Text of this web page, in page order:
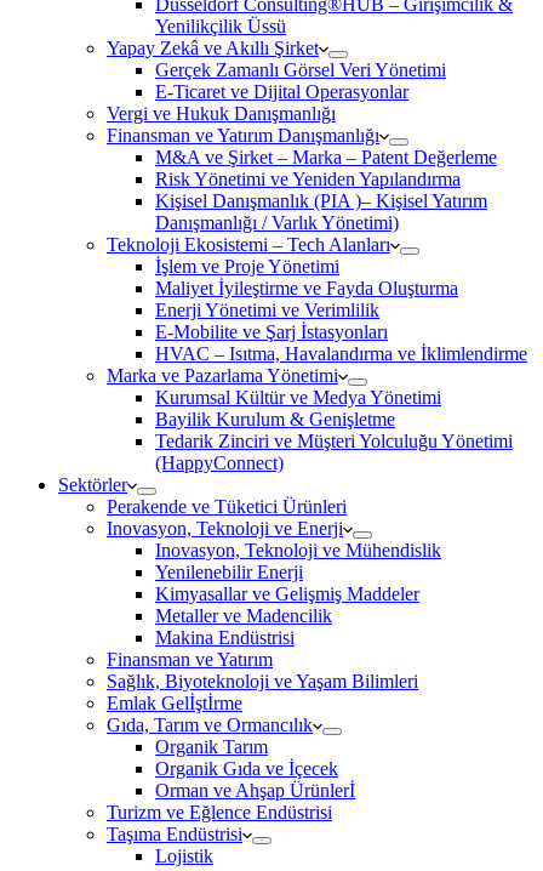
Düsseldorf Consulting®HUB – Girişimcilik &
Yenilikçilik Üssü
Yapay Zekâ ve Akıllı Şirket
Gerçek Zamanlı Görsel Veri Yönetimi
E-Ticaret ve Dijital Operasyonlar
Vergi ve Hukuk Danışmanlığı
Finansman ve Yatırım Danışmanlığı
M&A ve Şirket – Marka – Patent Değerleme
Risk Yönetimi ve Yeniden Yapılandırma
Kişisel Danışmanlık (PIA )– Kişisel Yatırım
Danışmanlığı / Varlık Yönetimi)
Teknoloji Ekosistemi – Tech Alanları
İşlem ve Proje Yönetimi
Maliyet İyileştirme ve Fayda Oluşturma
Enerji Yönetimi ve Verimlilik
E-Mobilite ve Şarj İstasyonları
HVAC – Isıtma, Havalandırma ve İklimlendirme
Marka ve Pazarlama Yönetimi
Kurumsal Kültür ve Medya Yönetimi
Bayilik Kurulum & Genişletme
Tedarik Zinciri ve Müşteri Yolculuğu Yönetimi
(HappyConnect)
Sektörler
Perakende ve Tüketici Ürünleri
Inovasyon, Teknoloji ve Enerji
Inovasyon, Teknoloji ve Mühendislik
Yenilenebilir Enerji
Kimyasallar ve Gelişmiş Maddeler
Metaller ve Madencilik
Makina Endüstrisi
Finansman ve Yatırım
Sağlık, Biyoteknoloji ve Yaşam Bilimleri
Emlak Gelİştİrme
Gıda, Tarım ve Ormancılık
Organik Tarım
Organik Gıda ve İçecek
Orman ve Ahşap Ürünlerİ
Turizm ve Eğlence Endüstrisi
Taşıma Endüstrisi
Lojistik